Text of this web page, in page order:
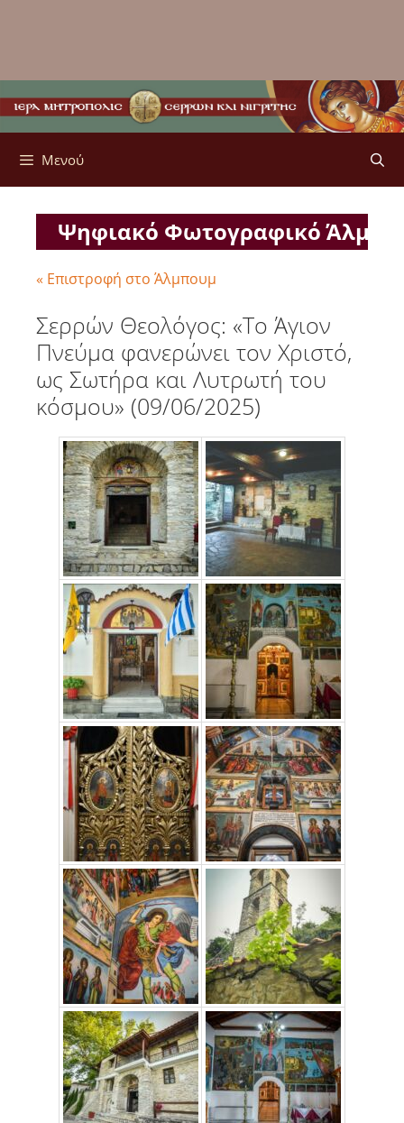
Μενού
Ψηφιακό Φωτογραφικό
« Επιστροφή στο Άλμπουμ
Σερρών Θεολόγος: «Το Άγιον
Πνεύμα φανερώνει τον Χριστό,
ως Σωτήρα και Λυτρωτή του
κόσμου» (09/06/2025)